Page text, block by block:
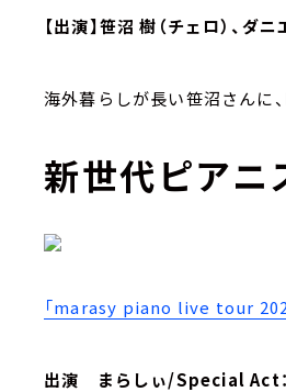
【出演】笹沼 樹（チェロ）、ダ
海外暮らしが長い笹沼さんに
新世代ピアニ
「marasy piano live tour
出演 まらしぃ/Special Act